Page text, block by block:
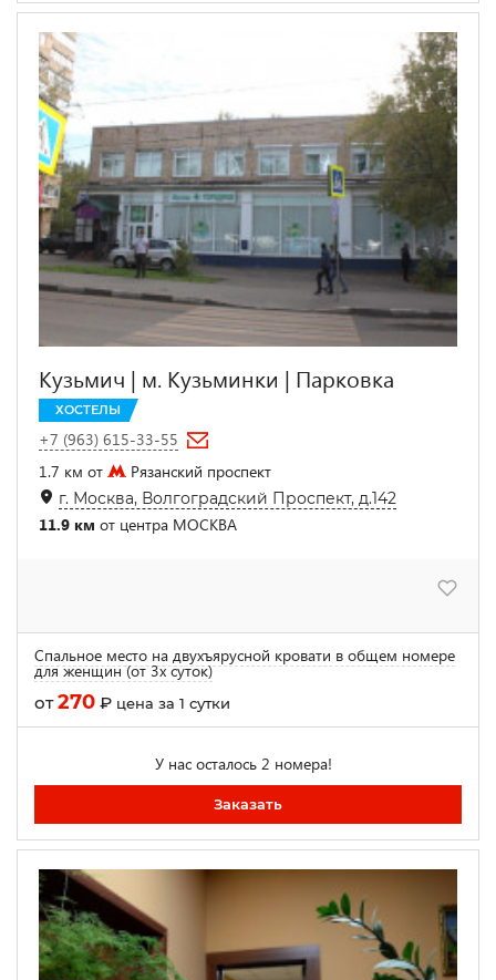
Кузьмич | м. Кузьминки | Парковка
ХОСТЕЛЫ
+7 (963) 615-33-55
1.7 км от
Рязанский проспект
г. Москва, Волгоградский Проспект, д.142
11.9 км от центра МОСКВА
Спальное место на двухъярусной кровати в общем номере
для женщин (от 3х суток)
от270 ₽ цена за 1 сутки
У нас осталось 2 номера!
Заказать